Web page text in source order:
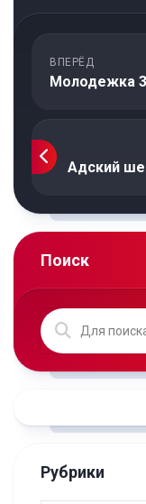
ВПЕРЁД
Молодежка 3
Адский
Поиск
Рубрики